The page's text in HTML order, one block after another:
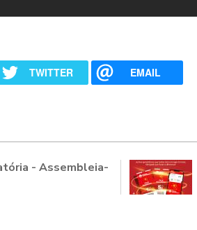
TWITTER EMAIL
- Assembleia-